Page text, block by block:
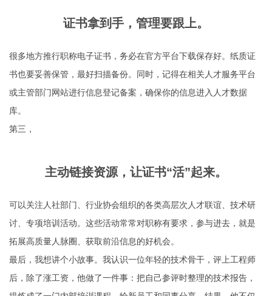
证书拿到手，管理要跟上。
很多地方推行职称电子证书，务必在官方平台下载保存好。纸质证
书也要妥善保管，最好扫描备份。同时，记得在相关人才服务平台
或主管部门网站进行信息登记备案，确保你的信息进入人才数据
库。
第三，
主动链接资源，让证书“活”起来。
可以关注人社部门、行业协会组织的各类高层次人才联谊、技术研
讨、专项培训活动。这些活动常常对职称有要求，参与进去，就是
拓展高质量人脉圈、获取前沿信息的好机会。
最后，我想讲个小故事。我认识一位年轻的技术骨干，评上工程师
后，除了涨工资，他做了一件事：把自己参评时整理的技术报告，